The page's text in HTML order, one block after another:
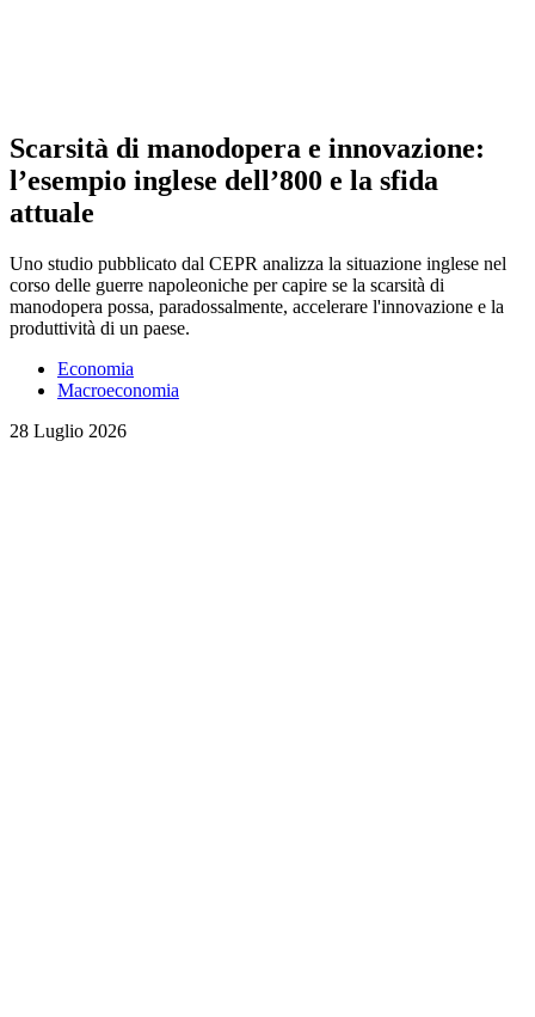
Scarsità di manodopera e innovazione:
l’esempio inglese dell’800 e la sfida
attuale
Uno studio pubblicato dal CEPR analizza la situazione inglese nel
corso delle guerre napoleoniche per capire se la scarsità di
manodopera possa, paradossalmente, accelerare l'innovazione e la
produttività di un paese.
Economia
Macroeconomia
28 Luglio 2026